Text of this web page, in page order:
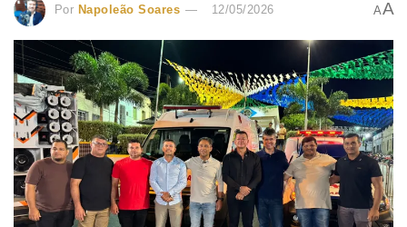
Por Napoleão Soares 12/05/2026 AA